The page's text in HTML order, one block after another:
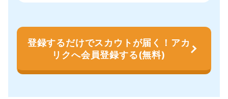
登録するだけでスカウトが届く！アカ
リクへ会員登録する(無料)